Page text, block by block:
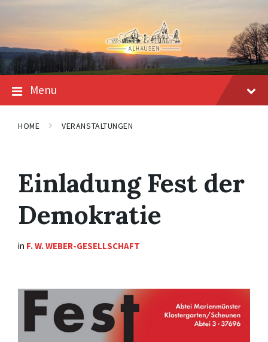
content
main
footer
Menu
HOME VERANSTALTUNGEN
Einladung Fest der
Demokratie
in F. W. WEBER-GESELLSCHAFT